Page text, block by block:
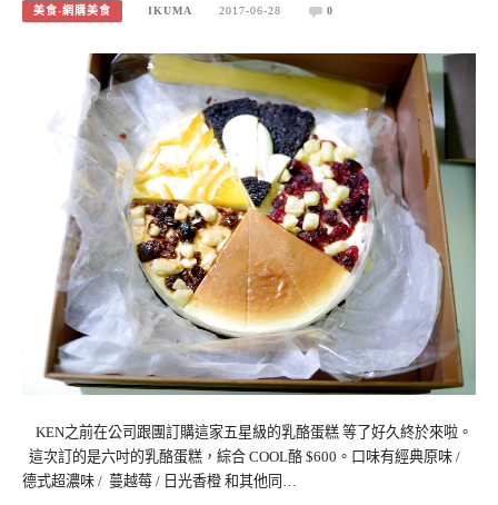
美食-網購美食 IKUMA 2017-06-28 0
KEN之前在公司跟團訂購這家五星級的乳酪蛋糕 等了好久終於來啦。
這次訂的是六吋的乳酪蛋糕，綜合 COOL酪 $600。口味有經典原味 /
德式超濃味 / 蔓越莓 / 日光香橙 和其他同…